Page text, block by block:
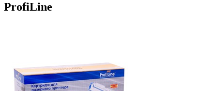
ProfiLine